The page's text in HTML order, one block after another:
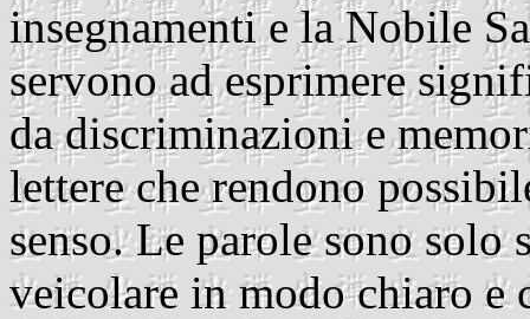
insegnamenti e la Nobile
servono ad esprimere
da discriminazioni e
lettere che rendono
senso. Le parole sono
veicolare in modo chiaro